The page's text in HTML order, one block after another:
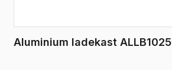
Aluminium ladekast